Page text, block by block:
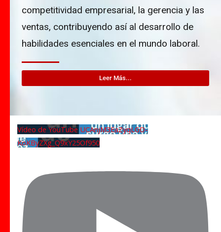
competitividad empresarial, la gerencia y las
ventas, contribuyendo así al desarrollo de
habilidades esenciales en el mundo laboral.
Leer Más...
Vídeo de YouTube UCAnjM3EaZyqLGD-
KoKByZXg_Q9xY25Of950